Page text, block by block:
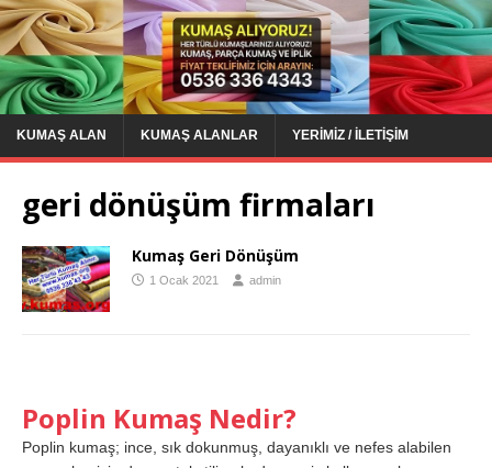
KUMAŞ ALAN KUMAŞ ALANLAR YERIMIZ / İLETIŞIM
geri dönüşüm firmaları
Kumaş Geri Dönüşüm
1 Ocak 2021 admin
Poplin Kumaş Nedir?
Poplin kumaş; ince, sık dokunmuş, dayanıklı ve nefes alabilen